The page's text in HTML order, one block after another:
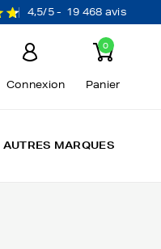
4,5/5 - 19 468 avis
Connexion
0
Panier
AUTRES MARQUES